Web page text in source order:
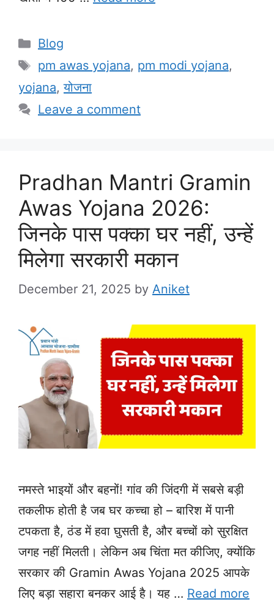
Categories
Blog
Tags
pm awas yojana, pm modi yojana,
yojana,योजना
Leave a comment
Pradhan Mantri Gramin
Awas Yojana 2026:
जिनके पास पक्का घर नहीं, उन्हें
मिलेगा सरकारी मकान
December 21, 2025 by Aniket
नमस्ते भाइयों और बहनों! गांव की जिंदगी में सबसे बड़ी
तकलीफ होती है जब घर कच्चा हो – बारिश में पानी
टपकता है, ठंड में हवा घुसती है, और बच्चों को सुरक्षित
जगह नहीं मिलती। लेकिन अब चिंता मत कीजिए, क्योंकि
सरकार की Gramin Awas Yojana 2025 आपके
लिए बड़ा सहारा बनकर आई है। यह … Read more